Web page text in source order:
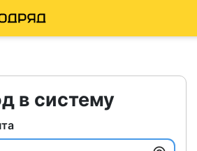
в систему